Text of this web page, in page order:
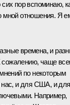
пор вспоминаю,
мной отношения. Я
времена, и
чаще
по некоторым
нас, и для США, и для
Например,